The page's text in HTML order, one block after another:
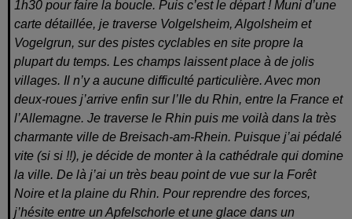
1h30 pour faire la boucle. Puis c’est le départ ! Muni d’une
carte détaillée, je traverse Volgelsheim, Algolsheim et
Vogelgrun, sur des pistes cyclables en site propre la
plupart du temps. Les champs laissent place à de jolis
villages. Il n’y a aucune difficulté particulière. Avec mon
deux-roues j’arrive enfin sur l’Ile du Rhin, entre la France et
l’Allemagne. Je traverse le Rhin puis me voilà dans la très
charmante ville de Breisach-am-Rhein. Puisque j’ai pédalé
vite (si si !!), je décide de monter à la cathédrale qui domine
la ville. De là j’ai un très beau point de vue sur la Forêt
Noire et la plaine du Rhin. Pour reprendre des forces,
j’hésite entre un Apfelschorle et une glace dans un